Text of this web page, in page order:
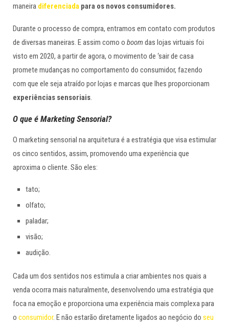
maneira diferenciada para os novos consumidores.
Durante o processo de compra, entramos em contato com produtos
de diversas maneiras. E assim como o boom das lojas virtuais foi
visto em 2020, a partir de agora, o movimento de ‘sair de casa
promete mudanças no comportamento do consumidor, fazendo
com que ele seja atraído por lojas e marcas que lhes proporcionam
experiências sensoriais.
O que é Marketing Sensorial?
O marketing sensorial na arquitetura é a estratégia que visa estimular
os cinco sentidos, assim, promovendo uma experiência que
aproxima o cliente. São eles:
tato;
olfato;
paladar;
visão;
audição.
Cada um dos sentidos nos estimula a criar ambientes nos quais a
venda ocorra mais naturalmente, desenvolvendo uma estratégia que
foca na emoção e proporciona uma experiência mais complexa para
o consumidor. E não estarão diretamente ligados ao negócio do seu